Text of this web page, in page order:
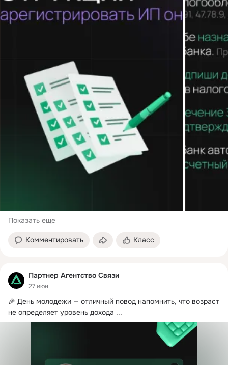
Показать еще
Комментировать Класс
Партнер Агентство Связи
27 июн
🎉 День молодежи — отличный повод напомнить, что возраст
не определяет уровень дохода ...